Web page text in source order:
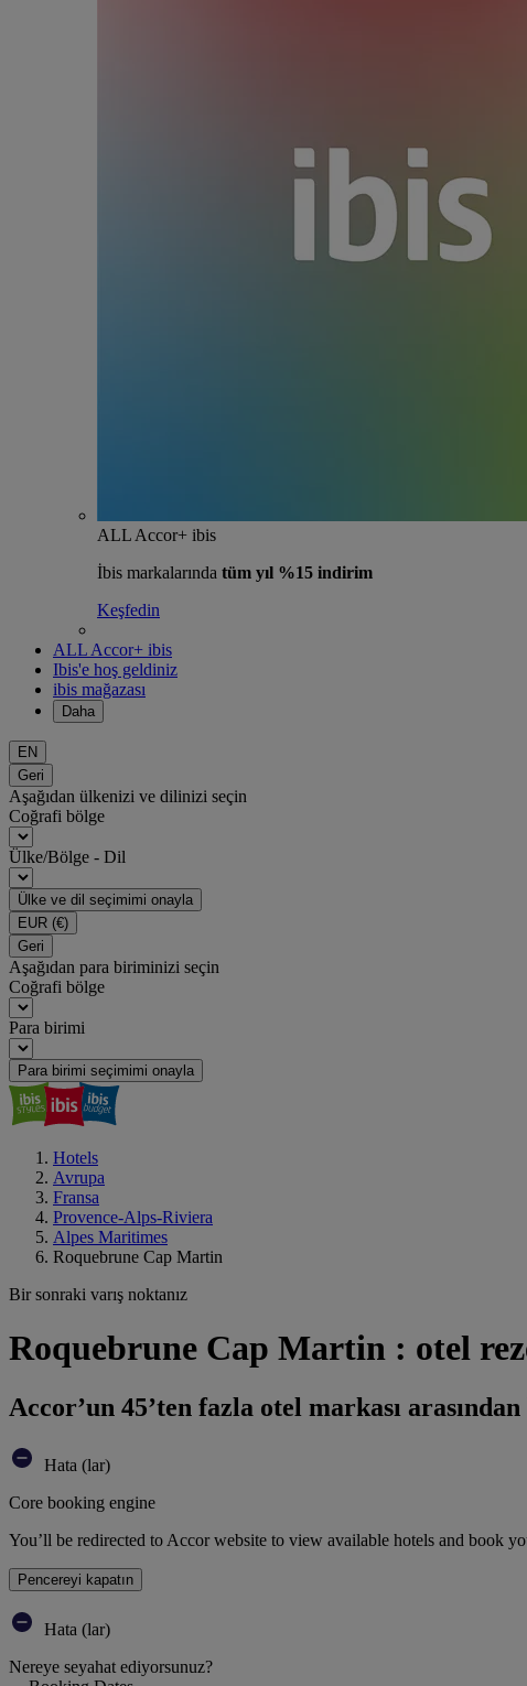
ALL Accor+ ibis
İbis markalarında tüm yıl %15 indirim
Keşfedin
ALL Accor+ ibis
Ibis'e hoş geldiniz
ibis mağazası
Daha
EN
Geri
Aşağıdan ülkenizi ve dilinizi seçin
Coğrafi bölge
Ülke/Bölge - Dil
Ülke ve dil seçimimi onayla
EUR (€)
Geri
Aşağıdan para biriminizi seçin
Coğrafi bölge
Para birimi
Para birimi seçimimi onayla
Hotels
Avrupa
Fransa
Provence-Alps-Riviera
Alpes Maritimes
Roquebrune Cap Martin
Bir sonraki varış noktanız
Roquebrune Cap Martin : otel
Accor’un 45’ten fazla otel markası
Hata (lar)
Core booking engine
You’ll be redirected to Accor website to view available hotels and book
Pencereyi kapatın
Hata (lar)
Nereye seyahat ediyorsunuz?